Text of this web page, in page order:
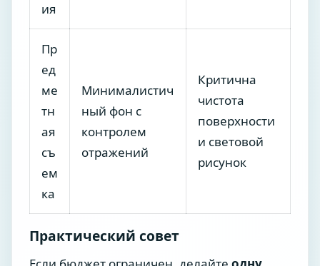
ия
Пр
ед
ме
тн
ая
съ
ем
ка
Минималистич
ный фон с
контролем
отражений
Критична
чистота
поверхности
и световой
рисунок
Практический совет